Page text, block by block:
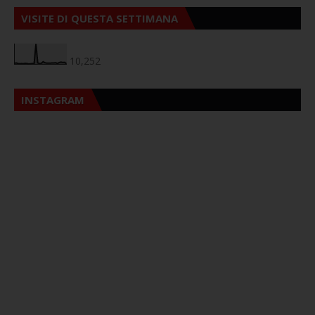
VISITE DI QUESTA SETTIMANA
10,252
INSTAGRAM